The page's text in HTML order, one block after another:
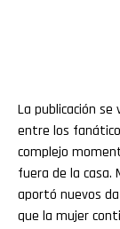
La publicación
entre los
complejo
fuera de la casa.
aportó nuevos
que la mujer